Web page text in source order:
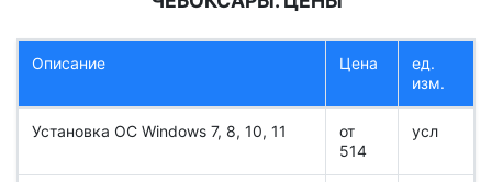
Описание Цена
ед.
изм.
Установка ОС Windows 7, 8, 10, 11
от
514
усл